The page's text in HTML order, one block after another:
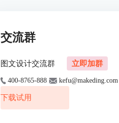
交流群
图文设计交流群 立即加群
400-8765-888 kefu@makeding.com
下载试用